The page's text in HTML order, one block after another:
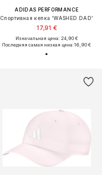
ADIDAS PERFORMANCE
Спортивная кепка 'WASHED DAD'
17,91 €
Изначальная цена: 24,90 €
Последняя самая низкая цена:16,90 €